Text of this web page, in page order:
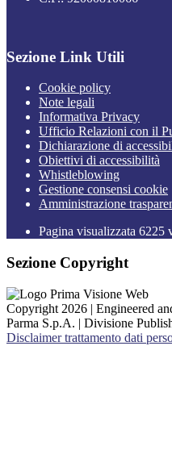
Sezione Link Utili
Cookie policy
Note legali
Informativa Privacy
Ufficio Relazioni con il
Dichiarazione di
Obiettivi di accessibilità
Whistleblowing
Gestione consensi cookie
Amministrazione
Pagina visualizzata 6225
Sezione Copyright
Copyright 2026 | Engineered
Parma S.p.A. | Divisione
Disclaimer trattamento dati